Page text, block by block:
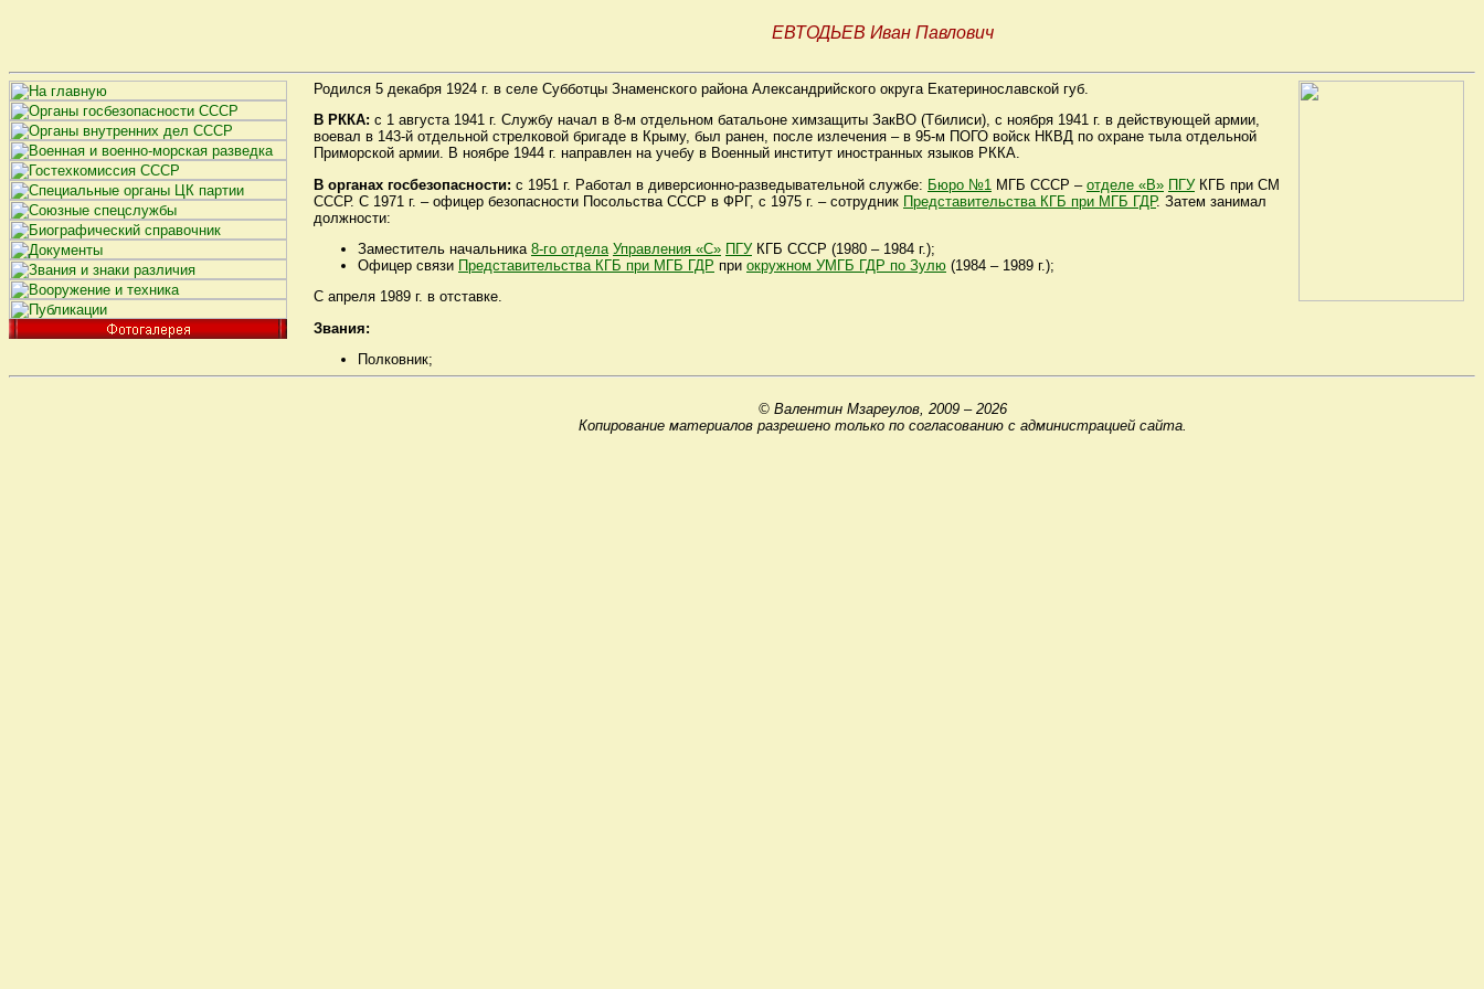
ЕВТОДЬЕВ Иван Павлович
Родился 5 декабря 1924 г. в селе Субботцы Знаменского района Александрийского округа Екатеринославской губ.
В РККА: с 1 августа 1941 г. Службу начал в 8-м отдельном батальоне химзащиты ЗакВО (Тбилиси), с ноября 1941 г. в действующей армии,
воевал в 143-й отдельной стрелковой бригаде в Крыму, был ранен, после излечения – в 95-м ПОГО войск НКВД по охране тыла отдельной
Приморской армии. В ноябре 1944 г. направлен на учебу в Военный институт иностранных языков РККА.
В органах госбезопасности: с 1951 г. Работал в диверсионно-разведывательной службе: Бюро №1 МГБ СССР – отделе «В» ПГУКГБ при СМ
СССР. С 1971 г. – офицер безопасности Посольства СССР в ФРГ, с 1975 г. – сотрудник Представительства КГБ при МГБ ГДР. Затем занимал
должности:
Заместитель начальника 8-го отдела Управления «С» ПГУКГБ СССР (1980 – 1984 г.);
Офицер связи Представительства КГБ при МГБ ГДР при окружном УМГБ ГДР по Зулю (1984 – 1989 г.);
С апреля 1989 г. в отставке.
Звания:
Полковник;
© Валентин Мзареулов, 2009 – 2026
Копирование материалов разрешено только по согласованию с администрацией сайта.